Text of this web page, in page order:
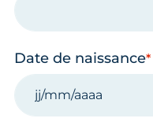
Date de naissance